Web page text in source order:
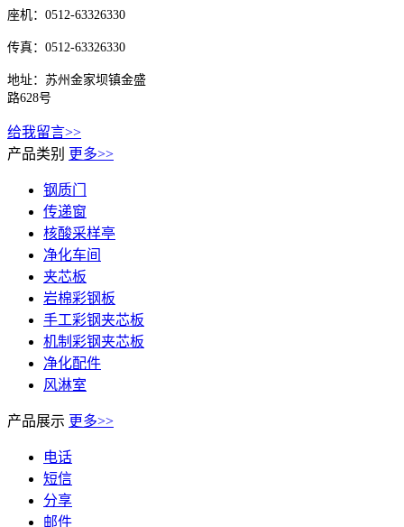
座机：0512-63326330
传真：0512-63326330
地址：苏州金家坝镇金盛
路628号
给我留言>>
产品类别 更多>>
钢质门
传递窗
核酸采样亭
净化车间
夹芯板
岩棉彩钢板
手工彩钢夹芯板
机制彩钢夹芯板
净化配件
风淋室
产品展示 更多>>
电话
短信
分享
邮件